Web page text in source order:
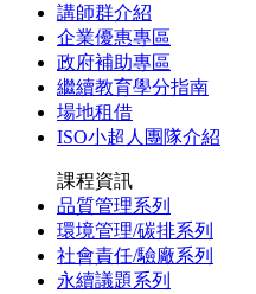
講師群介紹
企業優惠專區
政府補助專區
繼續教育學分指南
場地租借
ISO小超人團隊介紹
課程資訊
品質管理系列
環境管理/碳排系列
社會責任/驗廠系列
永續議題系列